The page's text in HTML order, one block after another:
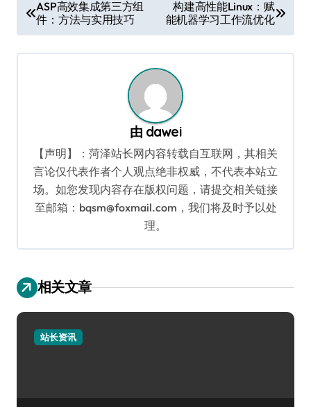
章
导
ASP高效集成第三方组
件：方法与实用技巧
构建高性能Linux：赋
能机器学习工作流优化
由 dawei
【声明】：菏泽站长网内容转载自互联网，其相关
言论仅代表作者个人观点绝非权威，不代表本站立
场。如您发现内容存在版权问题，请提交相关链接
至邮箱：bqsm@foxmail.com，我们将及时予以处
理。
相关文章
站长资讯